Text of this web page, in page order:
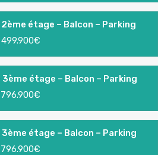
2ème étage – Balcon – Parking
499.900€
3ème étage – Balcon – Parking
796.900€
3ème étage – Balcon – Parking
796.900€